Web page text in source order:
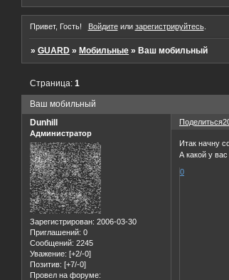
Привет, Гость! Войдитеили зарегистрируйтесь.
»GUARD » Мобильные » Ваш мобильный
Ваш мобильный
Страница:1
Поделиться
Dunhill
Администратор
Зарегистрирован: 2006-03-30
Приглашений: 0
Сообщений: 2245
Уважение: [+2/-0]
Позитив: [+7/-0]
Провел на форуме:
Итак начну
А какой у
0